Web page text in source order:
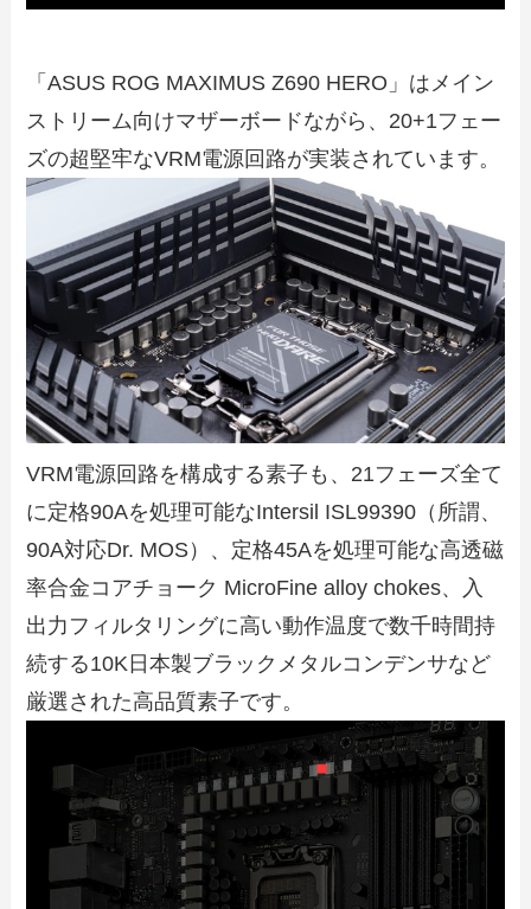
「ASUS ROG MAXIMUS Z690 HERO」はメイン
ストリーム向けマザーボードながら、20+1フェー
ズの超堅牢なVRM電源回路が実装されています。
VRM電源回路を構成する素子も、21フェーズ全て
に定格90Aを処理可能なIntersil ISL99390（所謂、
90A対応Dr. MOS）、定格45Aを処理可能な高透磁
率合金コアチョーク MicroFine alloy chokes、入
出力フィルタリングに高い動作温度で数千時間持
続する10K日本製ブラックメタルコンデンサなど
厳選された高品質素子です。